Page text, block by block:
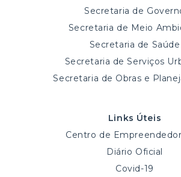
Secretaria de
Secretaria de Meio
Secretaria de Saúde
Secretaria de Serviços
Secretaria de Obras e
Links Úteis
Centro de
Diário Oficial
Covid-19